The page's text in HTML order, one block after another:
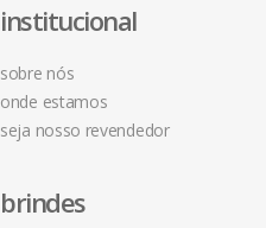
institucional
sobre nós
onde estamos
seja nosso revendedor
brindes